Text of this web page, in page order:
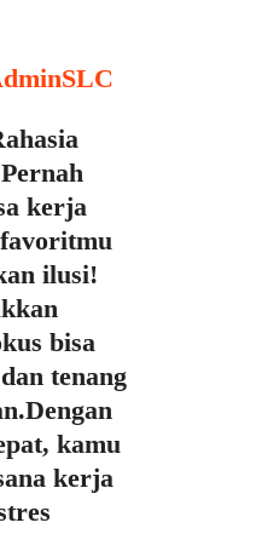
kerja
ilusi!
bisa
tenang
kamu
kerja